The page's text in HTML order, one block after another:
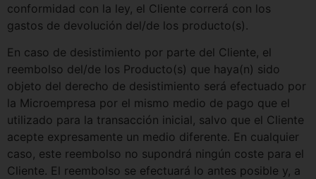
conformidad con la ley, el Cliente correrá con los
gastos de devolución del/de los producto(s).
En caso de desistimiento por parte del Cliente, el
reembolso del/de los Producto(s) que haya(n) sido
objeto del derecho de desistimiento será efectuado por
la Microempresa por el mismo medio de pago que el
utilizado para la transacción inicial, salvo que el Cliente
acepte expresamente un medio diferente. En cualquier
caso, este reembolso no supondrá ningún coste para el
Cliente. El reembolso se efectuará lo antes posible y, a